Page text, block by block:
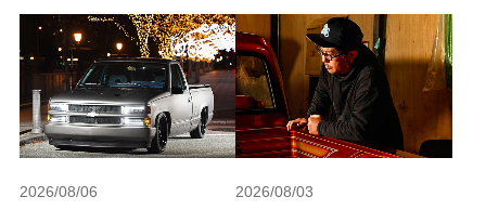
2026/08/06 2026/08/03